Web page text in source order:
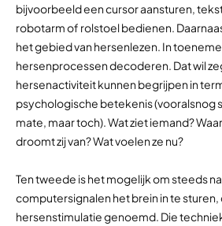
bijvoorbeeld een cursor aansturen,
robotarm of rolstoel bedienen.
het gebied van hersenlezen. In
hersenprocessen decoderen. Dat wil
hersenactiviteit kunnen begrijpen in
psychologische betekenis (vooralsnog
mate, maar toch). Wat ziet iemand?
droomt zij van? Wat voelen ze nu?
Ten tweede is het mogelijk om steeds
computersignalen het brein in te
hersenstimulatie genoemd. Die